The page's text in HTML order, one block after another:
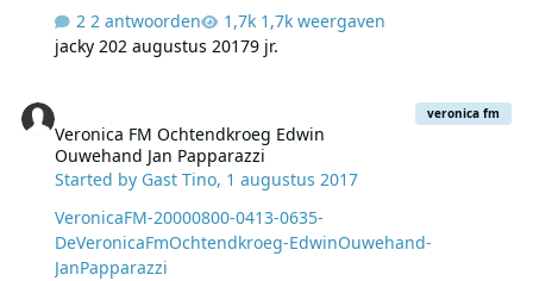
2 antwoorden
1,7k weergaven
jacky 202 augustus 20179 jr.
Veronica FM Ochtendkroeg Edwin
Ouwehand Jan Papparazzi
Started by Gast Tino, 1 augustus 2017
veronica fm
VeronicaFM-20000800-0413-0635-
DeVeronicaFmOchtendkroeg-EdwinOuwehand-
JanPapparazzi